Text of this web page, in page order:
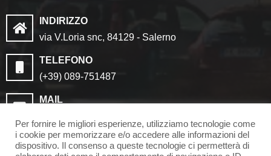
INDIRIZZO
via V.Loria snc, 84129 - Salerno
TELEFONO
(+39) 089-751487
MAIL
saic8cf006@pec.istruzione.it
Per fornire le migliori esperienze, utilizziamo tecnologie come
i cookie per memorizzare e/o accedere alle informazioni del
dispositivo. Il consenso a queste tecnologie ci permetterà di